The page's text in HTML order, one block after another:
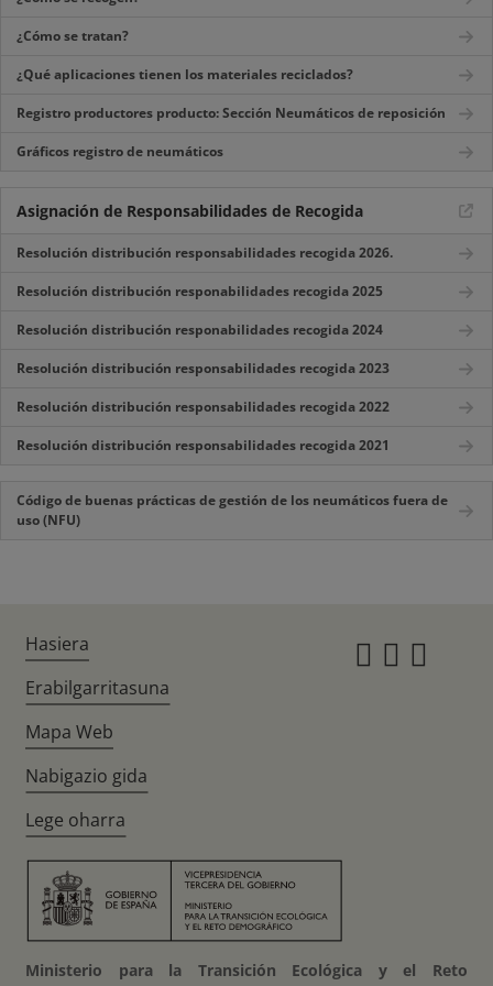
¿Cómo se tratan?
¿Qué aplicaciones tienen los materiales reciclados?
Registro productores producto: Sección Neumáticos de reposición
Gráficos registro de neumáticos
Asignación de Responsabilidades de Recogida
Resolución distribución responsabilidades recogida 2026.
Resolución distribución responabilidades recogida 2025
Resolución distribución responabilidades recogida 2024
Resolución distribución responsabilidades recogida 2023
Resolución distribución responsabilidades recogida 2022
Resolución distribución responsabilidades recogida 2021
Código de buenas prácticas de gestión de los neumáticos fuera de
uso (NFU)
Hasiera
Erabilgarritasuna
Mapa Web
Nabigazio gida
Lege oharra
Ministerio para la Transición Ecológica y el Reto